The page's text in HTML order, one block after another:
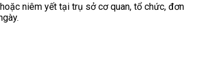
niêm yết tại trụ sở cơ quan, tổ chức, đơn